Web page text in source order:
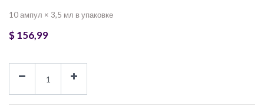
10 ампул × 3,5 мл в упаковке
$156,99